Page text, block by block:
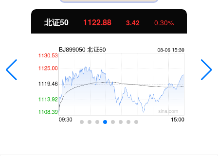
北证50 1122.88 3.42 0.30%